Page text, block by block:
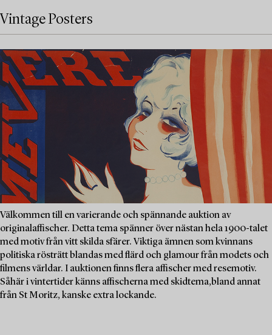
Vintage Posters
Välkommen till en varierande och spännande auktion av
originalaffischer. Detta tema spänner över nästan hela 1900-talet
med motiv från vitt skilda sfärer. Viktiga ämnen som kvinnans
politiska rösträtt blandas med flärd och glamour från modets och
filmens världar. I auktionen finns flera affischer med resemotiv.
Såhär i vintertider känns affischerna med skidtema,bland annat
från St Moritz, kanske extra lockande.